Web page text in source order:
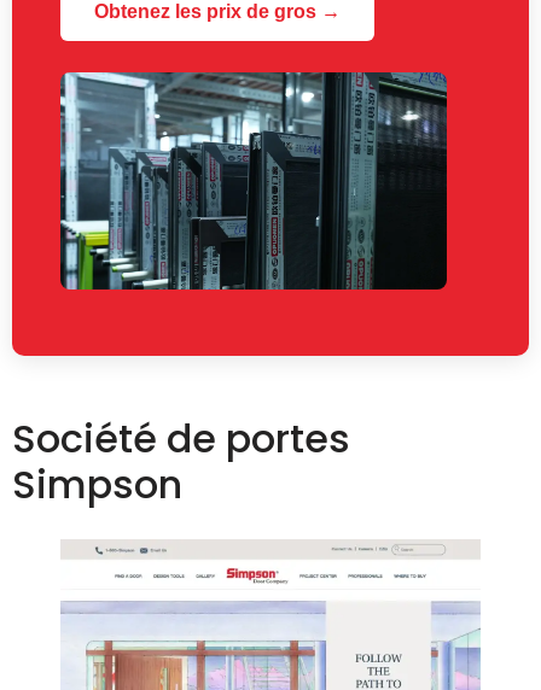
Obtenez les prix de gros →
Société de portes
Simpson